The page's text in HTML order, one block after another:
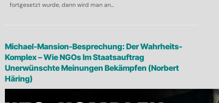
fortgesetzt wurde, dann wird man an...
Michael-Mansion-Besprechung: Der Wahrheits-
Komplex – Wie NGOs Im Staatsauftrag
Unerwünschte Meinungen Bekämpfen (Norbert
Häring)